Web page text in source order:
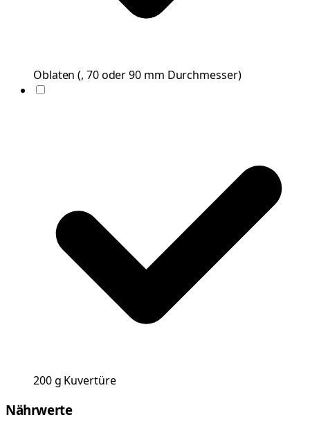
Oblaten (, 70 oder 90 mm Durchmesser)
200g Kuvertüre
Nährwerte